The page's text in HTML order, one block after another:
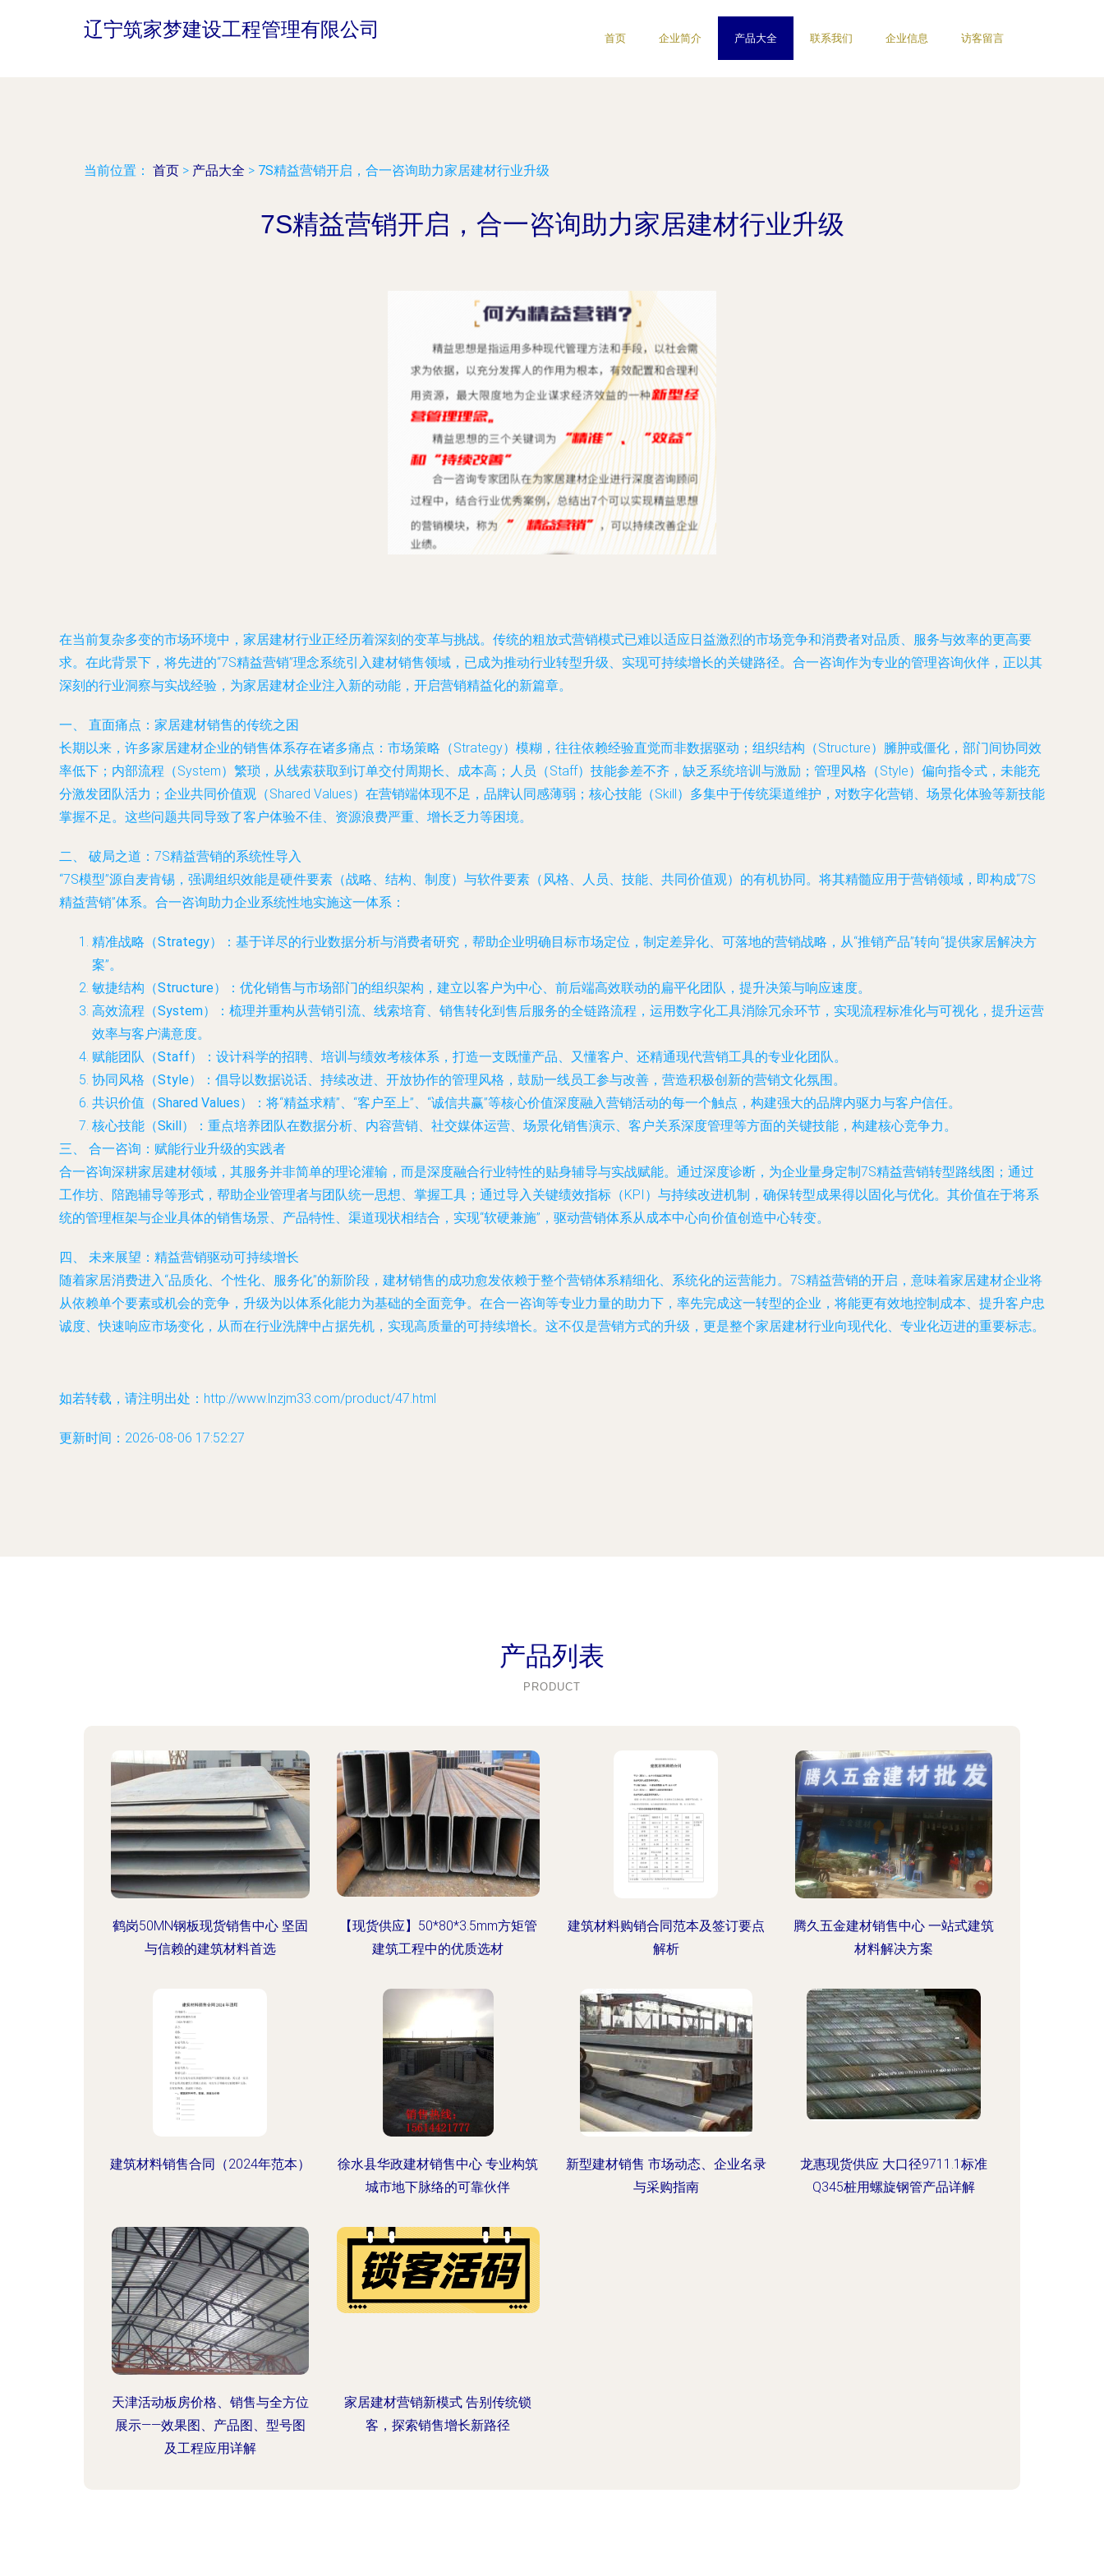
辽宁筑家梦建设工程管理有限公司 首页 企业简介 产品大全 联系我们 企业信息 访客留言
当前位置： 首页 > 产品大全 > 7S精益营销开启，合一咨询助力家居建材行业升级
7S精益营销开启，合一咨询助力家居建材行业升级
在当前复杂多变的市场环境中，家居建材行业正经历着深刻的变革与挑战。传统的粗放式营销模式已难以适应日益激烈的市场竞争和消费者对品质、服务与效率的更高要
求。在此背景下，将先进的“7S精益营销”理念系统引入建材销售领域，已成为推动行业转型升级、实现可持续增长的关键路径。合一咨询作为专业的管理咨询伙伴，正以其
深刻的行业洞察与实战经验，为家居建材企业注入新的动能，开启营销精益化的新篇章。
一、 直面痛点：家居建材销售的传统之困
长期以来，许多家居建材企业的销售体系存在诸多痛点：市场策略（Strategy）模糊，往往依赖经验直觉而非数据驱动；组织结构（Structure）臃肿或僵化，部门间协同效
率低下；内部流程（System）繁琐，从线索获取到订单交付周期长、成本高；人员（Staff）技能参差不齐，缺乏系统培训与激励；管理风格（Style）偏向指令式，未能充
分激发团队活力；企业共同价值观（Shared Values）在营销端体现不足，品牌认同感薄弱；核心技能（Skill）多集中于传统渠道维护，对数字化营销、场景化体验等新技能
掌握不足。这些问题共同导致了客户体验不佳、资源浪费严重、增长乏力等困境。
二、 破局之道：7S精益营销的系统性导入
“7S模型”源自麦肯锡，强调组织效能是硬件要素（战略、结构、制度）与软件要素（风格、人员、技能、共同价值观）的有机协同。将其精髓应用于营销领域，即构成“7S
精益营销”体系。合一咨询助力企业系统性地实施这一体系：
精准战略（Strategy）
：基于详尽的行业数据分析与消费者研究，帮助企业明确目标市场定位，制定差异化、可落地的营销战略，从“推销产品”转向“提供家居解决方
案”。
敏捷结构（Structure）
：优化销售与市场部门的组织架构，建立以客户为中心、前后端高效联动的扁平化团队，提升决策与响应速度。
高效流程（System）
：梳理并重构从营销引流、线索培育、销售转化到售后服务的全链路流程，运用数字化工具消除冗余环节，实现流程标准化与可视化，提升运营
效率与客户满意度。
赋能团队（Staff）
：设计科学的招聘、培训与绩效考核体系，打造一支既懂产品、又懂客户、还精通现代营销工具的专业化团队。
协同风格（Style）
：倡导以数据说话、持续改进、开放协作的管理风格，鼓励一线员工参与改善，营造积极创新的营销文化氛围。
共识价值（Shared Values）
：将“精益求精”、“客户至上”、“诚信共赢”等核心价值深度融入营销活动的每一个触点，构建强大的品牌内驱力与客户信任。
核心技能（Skill）
：重点培养团队在数据分析、内容营销、社交媒体运营、场景化销售演示、客户关系深度管理等方面的关键技能，构建核心竞争力。
三、 合一咨询：赋能行业升级的实践者
合一咨询深耕家居建材领域，其服务并非简单的理论灌输，而是深度融合行业特性的贴身辅导与实战赋能。通过深度诊断，为企业量身定制7S精益营销转型路线图；通过
工作坊、陪跑辅导等形式，帮助企业管理者与团队统一思想、掌握工具；通过导入关键绩效指标（KPI）与持续改进机制，确保转型成果得以固化与优化。其价值在于将系
统的管理框架与企业具体的销售场景、产品特性、渠道现状相结合，实现“软硬兼施”，驱动营销体系从成本中心向价值创造中心转变。
四、 未来展望：精益营销驱动可持续增长
随着家居消费进入“品质化、个性化、服务化”的新阶段，建材销售的成功愈发依赖于整个营销体系精细化、系统化的运营能力。7S精益营销的开启，意味着家居建材企业将
从依赖单个要素或机会的竞争，升级为以体系化能力为基础的全面竞争。在合一咨询等专业力量的助力下，率先完成这一转型的企业，将能更有效地控制成本、提升客户忠
诚度、快速响应市场变化，从而在行业洗牌中占据先机，实现高质量的可持续增长。这不仅是营销方式的升级，更是整个家居建材行业向现代化、专业化迈进的重要标志。
如若转载，请注明出处：http://www.lnzjm33.com/product/47.html
更新时间：2026-08-06 17:52:27
产品列表
PRODUCT
鹤岗50MN钢板现货销售中心 坚固
与信赖的建筑材料首选
【现货供应】50*80*3.5mm方矩管
建筑工程中的优质选材
建筑材料购销合同范本及签订要点
解析
腾久五金建材销售中心 一站式建筑
材料解决方案
建筑材料销售合同（2024年范本）
徐水县华政建材销售中心 专业构筑
城市地下脉络的可靠伙伴
新型建材销售 市场动态、企业名录
与采购指南
龙惠现货供应 大口径9711.1标准
Q345桩用螺旋钢管产品详解
天津活动板房价格、销售与全方位
展示——效果图、产品图、型号图
及工程应用详解
家居建材营销新模式 告别传统锁
客，探索销售增长新路径